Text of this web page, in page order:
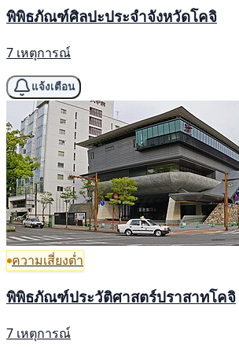
พิพิธภัณฑ์ศิลปะประจำจังหวัดโคจิ
7 เหตุการณ์
แจ้งเตือน
ความเสี่ยงต่ำ
พิพิธภัณฑ์ประวัติศาสตร์ปราสาทโคจิ
7 เหตุการณ์